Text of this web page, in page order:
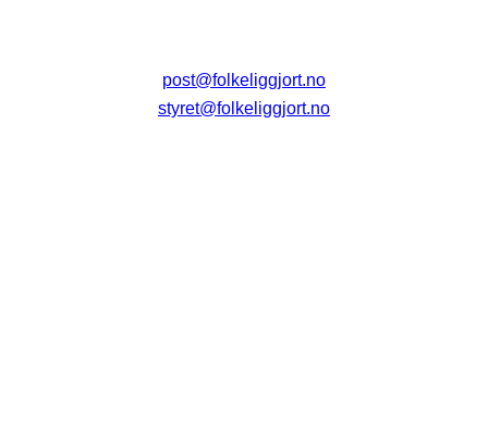
post@folkeliggjort.no
styret@folkeliggjort.no